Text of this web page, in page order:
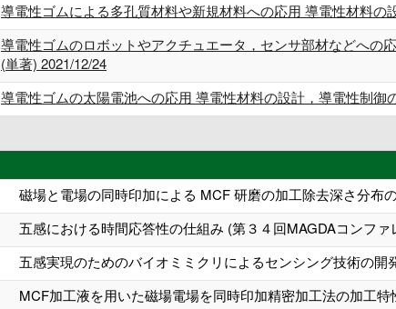
導電性ゴムによる多孔質材料や新規材料への応用 導電性材料
導電性ゴムのロボットやアクチュエータ，センサ部材などへの
(単著) 2021/12/24
導電性ゴムの太陽電池への応用 導電性材料の設計，導電性制
磁場と電場の同時印加による MCF 研磨の加工除去深さ分布
五感における時間応答性の仕組み (第３４回MAGDAコンファ
五感実現のためのバイオミミクリによるセンシング技術の開
MCF加工液を用いた磁場電場を同時印加精密加工法の加工